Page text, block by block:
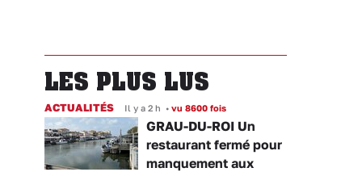
LES PLUS LUS
ACTUALITÉS Il y a 2 h • vu 8600 fois
GRAU-DU-ROI Un
restaurant fermé pour
manquement aux